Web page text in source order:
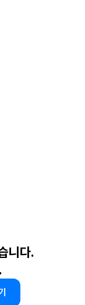
니다.